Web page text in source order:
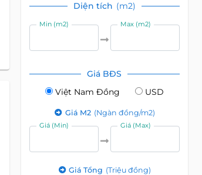
Diện tích (m2)
Min (m2) Max (m2)
Giá BĐS
Việt Nam Đồng
USD
Giá M2 (Ngàn đồng/m2)
Giá (Min) Giá (Max)
Giá Tổng (Triệu đồng)